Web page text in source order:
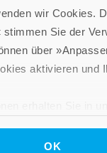
wir Cookies.
Sie der
über
aktivieren und
OK
und